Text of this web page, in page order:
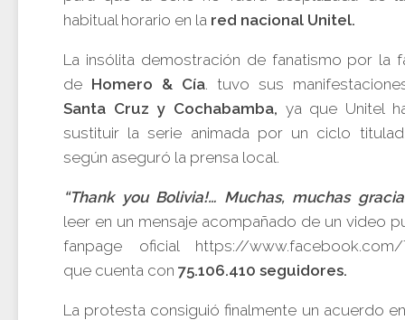
habitual horario en la red nacional Unitel.
La insólita demostración de fanatismo por la
de Homero & Cía. tuvo sus
Santa Cruz y Cochabamba, ya que Unitel
sustituir la serie animada por un ciclo
según aseguró la prensa local.
“Thank you Bolivia!… Muchas, muchas
leer en un mensaje acompañado de un video
fanpage oficial https://www.facebook.com/
que cuenta con 75.106.410 seguidores.
La protesta consiguió finalmente un acuerdo